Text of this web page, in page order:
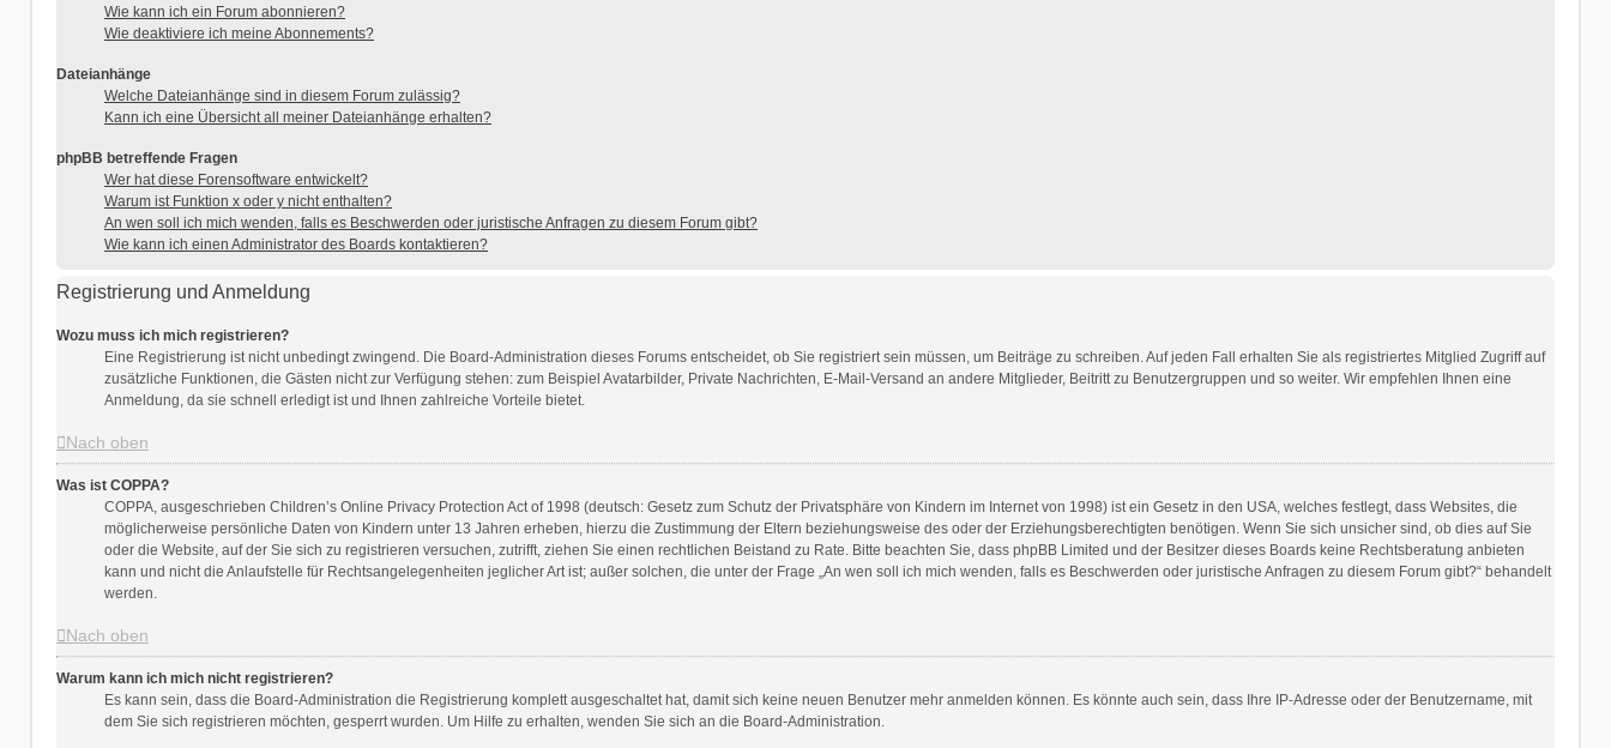
Wie kann ich ein Forum abonnieren?
Wie deaktiviere ich meine Abonnements?
Dateianhänge
Welche Dateianhänge sind in diesem Forum zulässig?
Kann ich eine Übersicht all meiner Dateianhänge erhalten?
phpBB betreffende Fragen
Wer hat diese Forensoftware entwickelt?
Warum ist Funktion x oder y nicht enthalten?
An wen soll ich mich wenden, falls es Beschwerden oder juristische Anfragen zu diesem Forum gibt?
Wie kann ich einen Administrator des Boards kontaktieren?
Registrierung und Anmeldung
Wozu muss ich mich registrieren?
Eine Registrierung ist nicht unbedingt zwingend. Die Board-Administration dieses Forums entscheidet, ob Sie registriert sein müssen, um Beiträge zu schreiben. Auf jeden Fall erhalten Sie als registriertes Mitglied Zugriff auf
zusätzliche Funktionen, die Gästen nicht zur Verfügung stehen: zum Beispiel Avatarbilder, Private Nachrichten, E-Mail-Versand an andere Mitglieder, Beitritt zu Benutzergruppen und so weiter. Wir empfehlen Ihnen eine
Anmeldung, da sie schnell erledigt ist und Ihnen zahlreiche Vorteile bietet.
Nach oben
Was ist COPPA?
COPPA, ausgeschrieben Children’s Online Privacy Protection Act of 1998 (deutsch: Gesetz zum Schutz der Privatsphäre von Kindern im Internet von 1998) ist ein Gesetz in den USA, welches festlegt, dass Websites, die
möglicherweise persönliche Daten von Kindern unter 13 Jahren erheben, hierzu die Zustimmung der Eltern beziehungsweise des oder der Erziehungsberechtigten benötigen. Wenn Sie sich unsicher sind, ob dies auf Sie
oder die Website, auf der Sie sich zu registrieren versuchen, zutrifft, ziehen Sie einen rechtlichen Beistand zu Rate. Bitte beachten Sie, dass phpBB Limited und der Besitzer dieses Boards keine Rechtsberatung anbieten
kann und nicht die Anlaufstelle für Rechtsangelegenheiten jeglicher Art ist; außer solchen, die unter der Frage „An wen soll ich mich wenden, falls es Beschwerden oder juristische Anfragen zu diesem Forum gibt?“ behandelt
werden.
Nach oben
Warum kann ich mich nicht registrieren?
Es kann sein, dass die Board-Administration die Registrierung komplett ausgeschaltet hat, damit sich keine neuen Benutzer mehr anmelden können. Es könnte auch sein, dass Ihre IP-Adresse oder der Benutzername, mit
dem Sie sich registrieren möchten, gesperrt wurden. Um Hilfe zu erhalten, wenden Sie sich an die Board-Administration.